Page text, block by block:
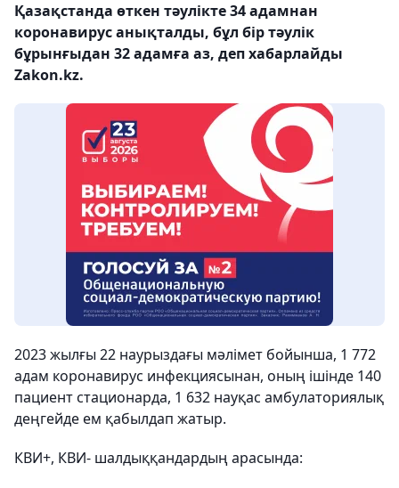
Қазақстанда өткен тәулікте 34 адамнан
коронавирус анықталды, бұл бір тәулік
бұрынғыдан 32 адамға аз, деп хабарлайды
Zakon.kz.
2023 жылғы 22 наурыздағы мәлімет бойынша, 1 772
адам коронавирус инфекциясынан, оның ішінде 140
пациент стационарда, 1 632 науқас амбулаториялық
деңгейде ем қабылдап жатыр.
КВИ+, КВИ- шалдыққандардың арасында: